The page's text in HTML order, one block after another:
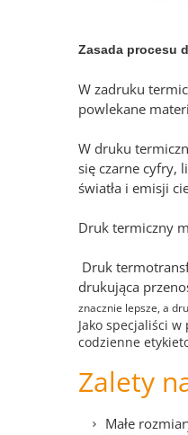
Zasada procesu
W zadruku
powlekane
W druku
się czarne cyfry,
światła i emisji
Druk termiczny
Druk
drukująca
znacznie lepsze, a
Jako specjaliści
codzienne
Zalety
Małe